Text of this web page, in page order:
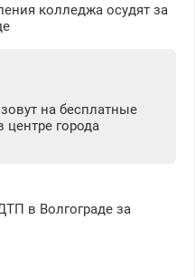
колледжа осудят за
на бесплатные
центре города
в Волгограде за